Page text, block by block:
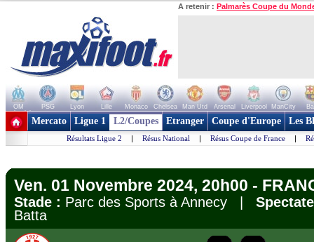
A retenir : Palmarès Coupe du
OM PSG Lyon Lille Monaco Chelsea Man Utd Arsenal Liverpool ManCity
+ de clubs
Mercato Ligue 1 L2/Coupes Etranger Coupe d'Europe Les
Résultats Ligue 2 | Résus National | Résus Coupe de France |
Ven. 01 Novembre 2024, 20h00 -
Stade : Parc des Sports à Annecy |
Batta